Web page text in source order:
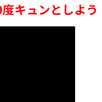
キュンとしよう